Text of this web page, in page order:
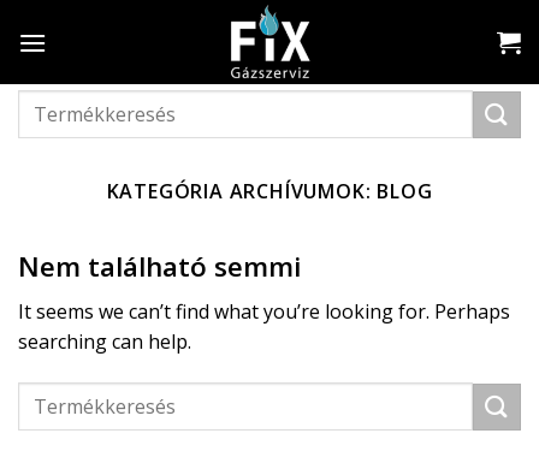
Keresés
KATEGÓRIA ARCHÍVUMOK: BLOG
Nem található semmi
It seems we can’t find what you’re looking for. Perhaps
searching can help.